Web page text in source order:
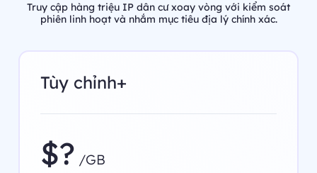
Truy cập hàng triệu IP dân cư xoay vòng với kiểm soát
phiên linh hoạt và nhắm mục tiêu địa lý chính xác.
Tùy chỉnh+
$? /GB